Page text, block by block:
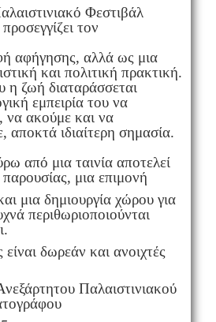
Φεστιβάλ
τον
αφήγησης, αλλά ως μια
και πολιτική πρακτική.
η ζωή διαταράσσεται
εμπειρία του να
να ακούμε και να
αποκτά ιδιαίτερη σημασία.
από μια ταινία αποτελεί
μια επιμονή
μια δημιουργία χώρου για
περιθωριοποιούνται
δωρεάν και ανοιχτές
Παλαιστινιακού